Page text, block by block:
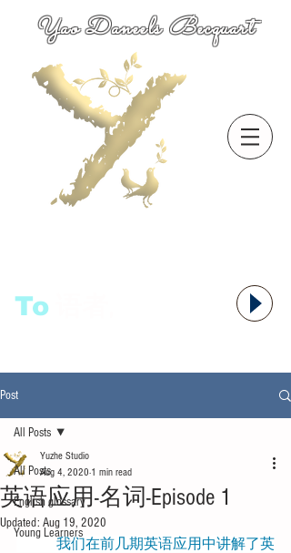
Yao Daneels Becquart
To
Post
All Posts
English glossary
Young Learners
All Posts
英语应用-名词-Episode 1
Yuzhe Studio
Aug 4, 2020 1 min read
Updated: Aug 19, 2020
           我们在前几期英语应用中讲解了英